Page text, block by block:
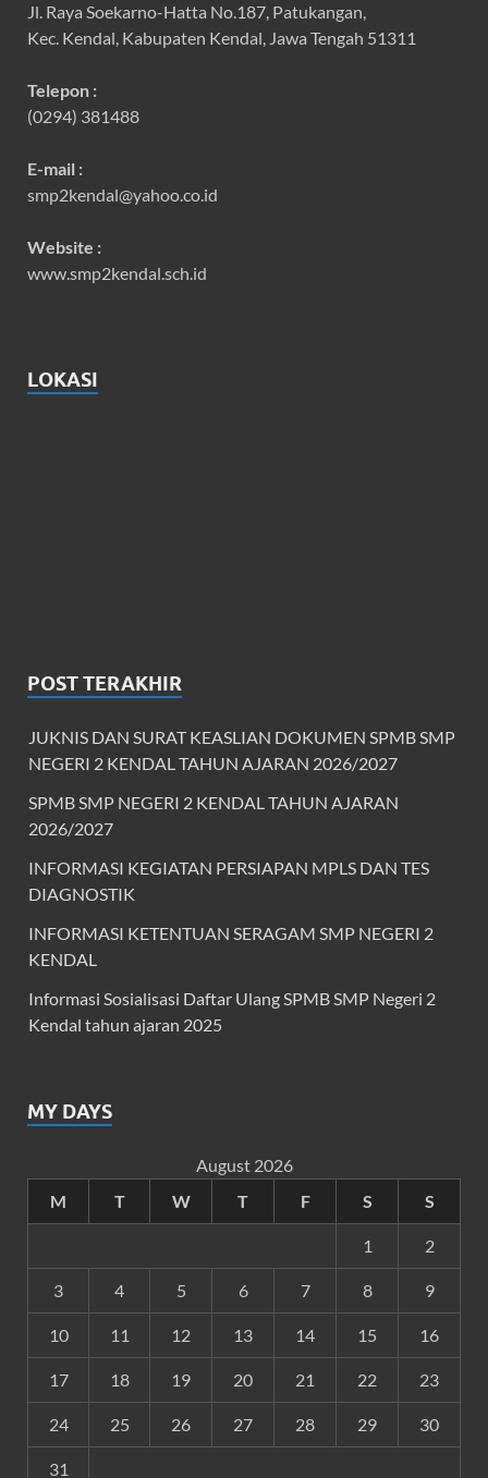
Jl. Raya Soekarno-Hatta No.187, Patukangan,
Kec. Kendal, Kabupaten Kendal, Jawa Tengah 51311
Telepon :
(0294) 381488
E-mail :
smp2kendal@yahoo.co.id
Website :
www.smp2kendal.sch.id
LOKASI
POST TERAKHIR
JUKNIS DAN SURAT KEASLIAN DOKUMEN SPMB SMP
NEGERI 2 KENDAL TAHUN AJARAN 2026/2027
SPMB SMP NEGERI 2 KENDAL TAHUN AJARAN
2026/2027
INFORMASI KEGIATAN PERSIAPAN MPLS DAN TES
DIAGNOSTIK
INFORMASI KETENTUAN SERAGAM SMP NEGERI 2
KENDAL
Informasi Sosialisasi Daftar Ulang SPMB SMP Negeri 2
Kendal tahun ajaran 2025
MY DAYS
August 2026
M
T W T F S S
1 2
3 4 5 6 7 8 9
10 11 12 13 14 15 16
17 18 19 20 21 22 23
24 25 26 27 28 29 30
31